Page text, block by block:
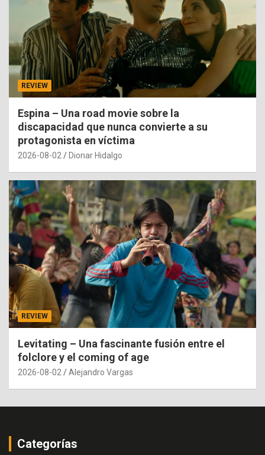
REVIEW
Espina – Una road movie sobre la
discapacidad que nunca convierte a su
protagonista en víctima
2026-08-02 Dionar Hidalgo
REVIEW
Levitating – Una fascinante fusión entre el
folclore y el coming of age
2026-08-02 Alejandro Vargas
Categorías